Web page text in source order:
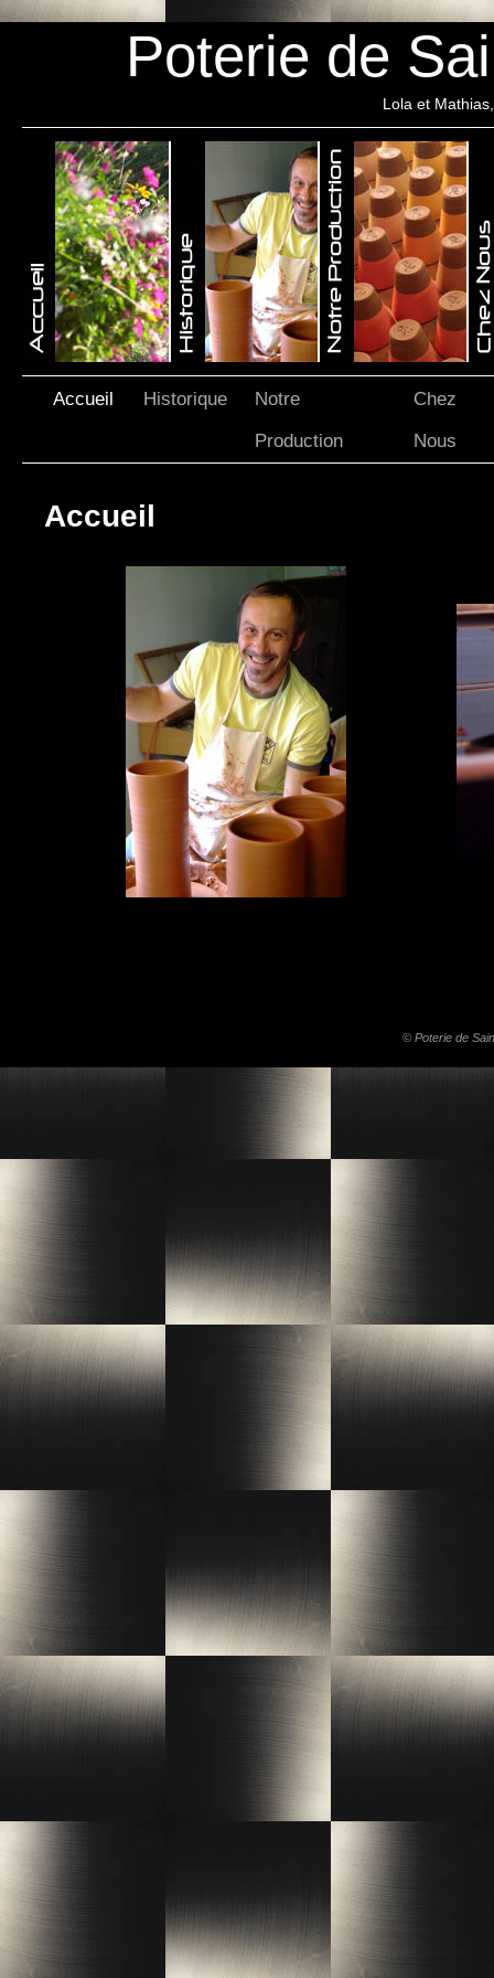
Poterie de
Lola et
Accueil Historique
Notre
Production
Chez
Nous
Accueil
© Poterie de